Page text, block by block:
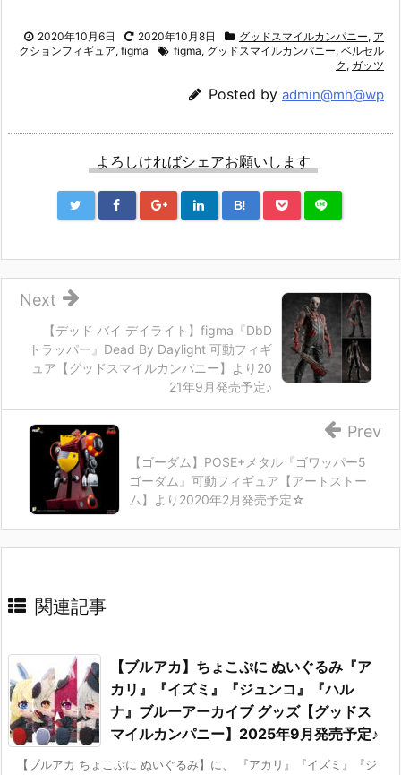
2020年10月6日 2020年10月8日 グッドスマイルカンパニー, ア
クションフィギュア, figma figma, グッドスマイルカンパニー, ベルセル
ク , ガッツ
Posted by admin@mh@wp
よろしければシェアお願いします
B!
【デッド バイ デイライト】figma『DbD
トラッパー』Dead By Daylight 可動フィギ
ュア【グッドスマイルカンパニー】より20
21年9月発売予定♪
Next
【ゴーダム】POSE+メタル『ゴワッパー5
ゴーダム』可動フィギュア【アートストー
ム】より2020年2月発売予定☆
Prev
関連記事
【ブルアカ】ちょこぷに ぬいぐるみ『ア
カリ』『イズミ』『ジュンコ』『ハル
ナ』ブルーアーカイブ グッズ【グッドス
マイルカンパニー】2025年9月発売予定♪
【ブルアカ ちょこぷに ぬいぐるみ】に、 『アカリ』『イズミ』『ジ